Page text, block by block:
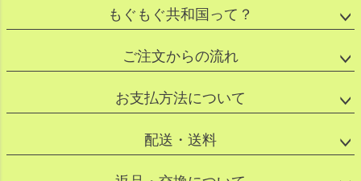
もぐもぐ共和国って？
ご注文からの流れ
お支払方法について
配送・送料